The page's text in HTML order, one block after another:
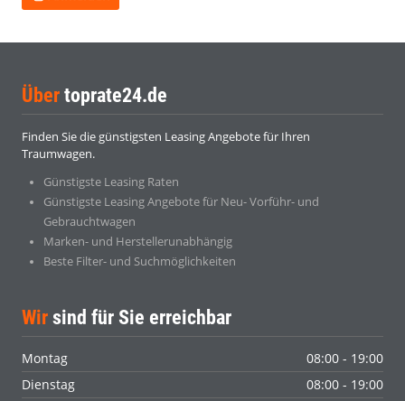
Über toprate24.de
Finden Sie die günstigsten Leasing Angebote für Ihren
Traumwagen.
Günstigste Leasing Raten
Günstigste Leasing Angebote für Neu- Vorführ- und
Gebrauchtwagen
Marken- und Herstellerunabhängig
Beste Filter- und Suchmöglichkeiten
Wir sind für Sie erreichbar
Montag
08:00 - 19:00
Dienstag
08:00 - 19:00